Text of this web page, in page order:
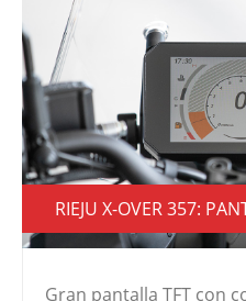
RIEJU X-OVER 357:
Gran pantalla TFT con